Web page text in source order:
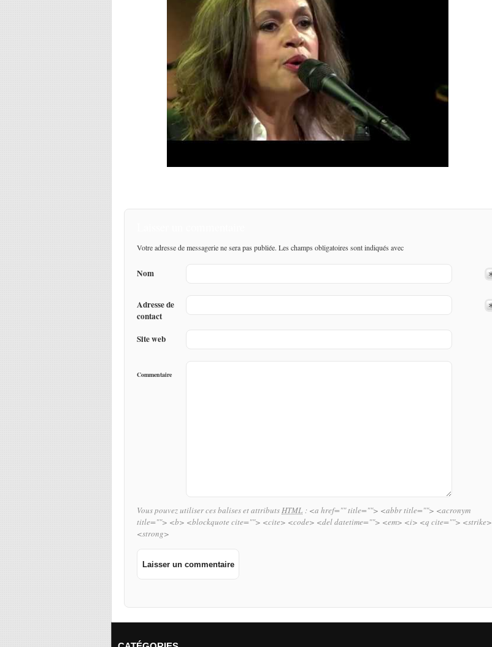
Votre adresse de messagerie ne sera pas publiée. Les champs obligatoires sont indiqués avec
Nom
Adresse de
contact
Site web
Commentaire
Vous pouvez utiliser ces balises et attributsHTML : <a href="" title=""> <abbr title=""> <acronym
title=""> <b> <blockquote cite=""> <cite> <code> <del datetime=""> <em> <i> <q cite=""> <strike>
<strong>